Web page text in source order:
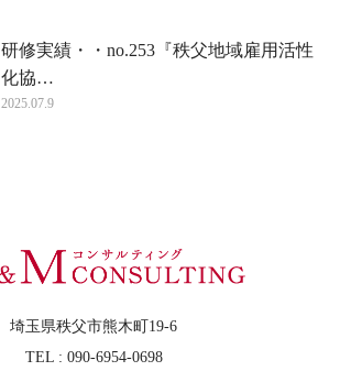
研修実績・・no.253『秩父地域雇用活性
化協…
2025.07.9
埼玉県秩父市熊木町19-6
TEL : 090-6954-0698